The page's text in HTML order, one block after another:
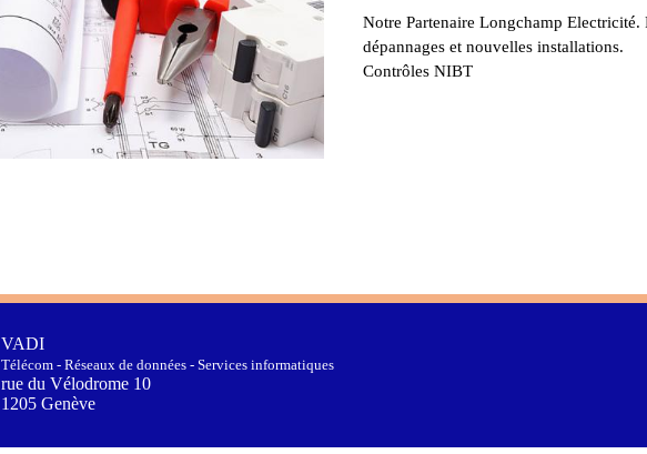
Notre Partenaire Longchamp Electricité.
dépannages et nouvelles installations.
Contrôles NIBT
VADI
Télécom - Réseaux de données - Services informatiques
rue du Vélodrome 10
1205 Genève